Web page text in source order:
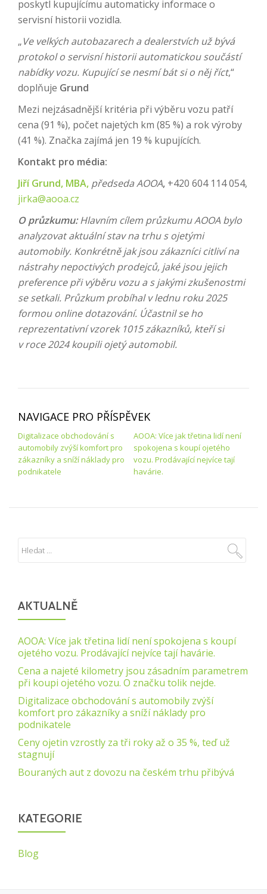
poskytl kupujícímu automaticky informace o
servisní historii vozidla.
„Ve velkých autobazarech a dealerstvích už bývá
protokol o servisní historii automatickou součástí
nabídky vozu. Kupující se nesmí bát si o něj říct,“
doplňuje Grund
Mezi nejzásadnější kritéria při výběru vozu patří
cena (91 %), počet najetých km (85 %) a rok výroby
(41 %). Značka zajímá jen 19 % kupujících.
Kontakt pro média:
Jiří Grund, MBA, předseda AOOA, +420 604 114 054,
jirka@aooa.cz
O průzkumu:Hlavním cílem průzkumu AOOA bylo
analyzovat aktuální stav na trhu s ojetými
automobily. Konkrétně jak jsou zákazníci citliví na
nástrahy nepoctivých prodejců, jaké jsou jejich
preference při výběru vozu a s jakými zkušenostmi
se setkali. Průzkum probíhal v lednu roku 2025
formou online dotazování. Účastnil se ho
reprezentativní vzorek 1015 zákazníků, kteří si
v roce 2024 koupili ojetý automobil.
NAVIGACE PRO PŘÍSPĚVEK
Digitalizace obchodování s
automobily zvýší komfort pro
zákazníky a sníží náklady pro
podnikatele
AOOA: Více jak třetina lidí není
spokojena s koupí ojetého
vozu. Prodávající nejvíce tají
havárie.
AKTUALNĚ
AOOA: Více jak třetina lidí není spokojena s koupí
ojetého vozu. Prodávající nejvíce tají havárie.
Cena a najeté kilometry jsou zásadním parametrem
při koupi ojetého vozu. O značku tolik nejde.
Digitalizace obchodování s automobily zvýší
komfort pro zákazníky a sníží náklady pro
podnikatele
Ceny ojetin vzrostly za tři roky až o 35 %, teď už
stagnují
Bouraných aut z dovozu na českém trhu přibývá
KATEGORIE
Blog